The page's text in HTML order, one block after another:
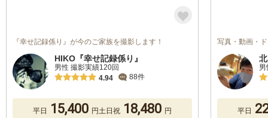
『幸せ記録係り』が今のご家族を撮影します！
HIKO『幸せ記録係り』
男性 撮影実績120回
4.94
88件
平日 15,400 円土日祝 18,480 円
写真・動画・
平日